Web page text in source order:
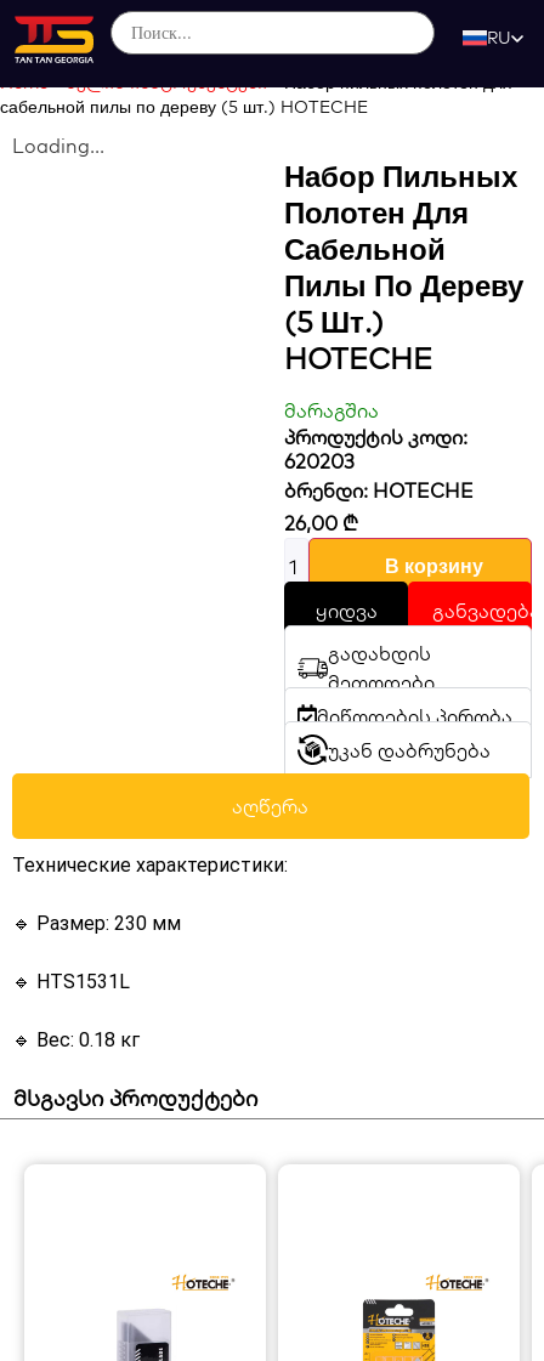
RU
сабельной пилы по дереву (5 шт.) HOTECHE
Loading...
Набор Пильных
Полотен Для
Сабельной
Пилы По Дереву
(5 Шт.)
HOTECHE
მარაგშია
პროდუქტის კოდი:
620203
ბრენდი: HOTECHE
26,00 ₾
В корзину
ყიდვა
განვადება
გადახდის
მეთოდები
მიწოდების პირობა
უკან დაბრუნება
აღწერა
Технические характеристики:
🔹 Размер: 230 мм
🔹 HTS1531L
🔹 Вес: 0.18 кг
მსგავსი პროდუქტები